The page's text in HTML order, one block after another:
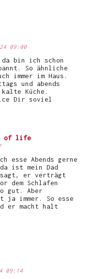
09:00
bin ich schon
So ähnliche
immer im Haus.
und abends
Küche.
Dir soviel
of life
esse Abends gerne
ist mein Dad
er verträgt
dem Schlafen
gut. Aber
ja immer. So esse
er macht halt
09:14